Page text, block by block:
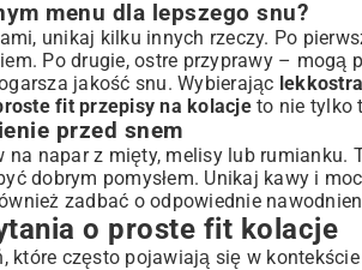
menu dla lepszego snu?
unikaj kilku innych rzeczy. Po
Po drugie, ostre przyprawy –
jakość snu. Wybierając
fit przepisy na kolacjeto nie tylko
przed snem
napar z mięty, melisy lub rumianku.
dobrym pomysłem. Unikaj kawy i
zadbać o odpowiednie
o proste fit kolacje
które często pojawiają się w